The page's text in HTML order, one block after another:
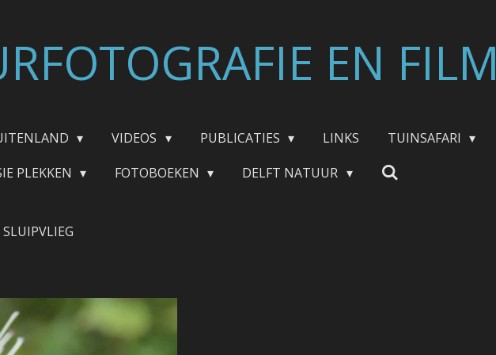
EN FILM
VIDEOS PUBLICATIES LINKS TUINSAFARI
PLEKKEN
FOTOBOEKEN DELFT NATUUR
SLUIPVLIEG